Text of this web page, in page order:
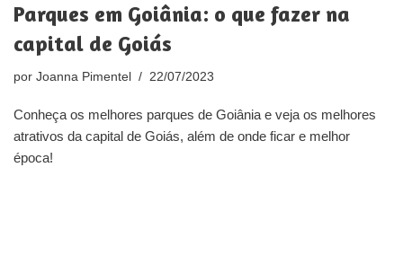
Parques em Goiânia: o que fazer na
capital de Goiás
por Joanna Pimentel 22/07/2023
Conheça os melhores parques de Goiânia e veja os melhores
atrativos da capital de Goiás, além de onde ficar e melhor
época!